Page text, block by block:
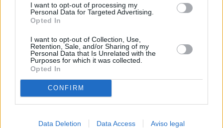
I want to opt-out of processing my
Personal Data for Targeted Advertising.
Opted In
I want to opt-out of Collection, Use,
Retention, Sale, and/or Sharing of my
Personal Data that Is Unrelated with the
Purposes for which it was collected.
Opted In
CONFIRM
Data Deletion Data Access Aviso legal